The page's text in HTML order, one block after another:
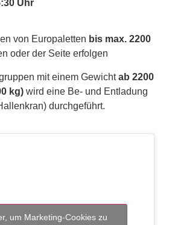
Uhr
von Europaletten bis max. 2200
oder der Seite erfolgen
mit einem Gewichtab 2200
kg) wird eine Be- und Entladung
durchgeführt.
um Marketing-Cookies zu